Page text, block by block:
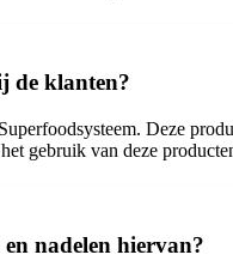
de klanten?
Deze
gebruik van deze
nadelen hiervan?